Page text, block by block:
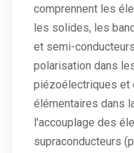
comprennent les
les solides, les
et semi-
polarisation dans
piézoélectriques et
élémentaires dans
l'accouplage des
supraconducteurs